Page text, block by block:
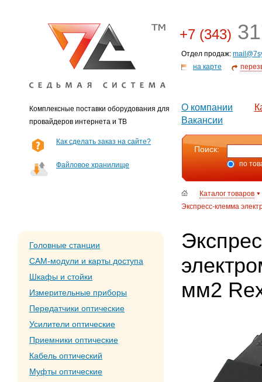
Комплексные поставки оборудования для
провайдеров интернета и ТВ
+7 (343)
Отдел продаж:
на карте
О компании
Вакансии
Как сделать заказ на сайте?
Файловое хранилище
Поиск:
по
Каталог товаров
Экспресс-клемма
Головные станции
CAM-модули и карты доступа
Шкафы и стойки
Измерительные приборы
Передатчики оптические
Усилители оптические
Приемники оптические
Кабель оптический
Муфты оптические
мм2